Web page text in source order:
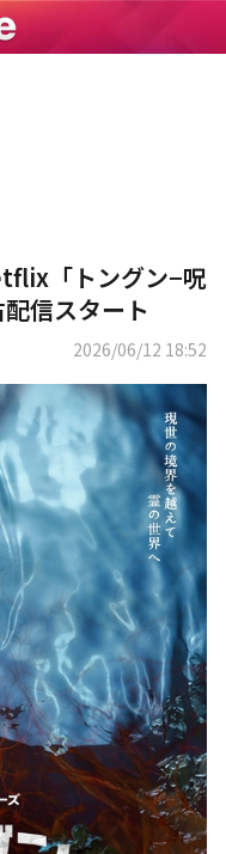
「トングン−呪
信スタート
2026/06/12 18:52